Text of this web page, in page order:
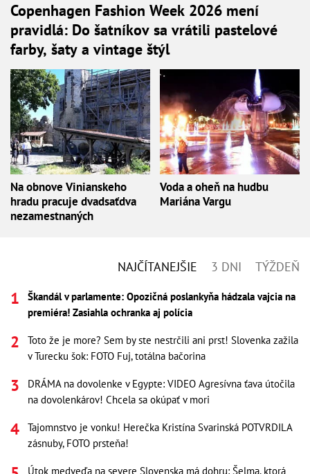
Copenhagen Fashion Week 2026 mení
pravidlá: Do šatníkov sa vrátili pastelové
farby, šaty a vintage štýl
Na obnove Vinianskeho
hradu pracuje dvadsaťdva
nezamestnaných
Voda a oheň na hudbu
Mariána Vargu
NAJČÍTANEJŠIE 3 DNI TÝŽDEŇ
Škandál v parlamente: Opozičná poslankyňa hádzala vajcia na
premiéra! Zasiahla ochranka aj polícia
Toto že je more? Sem by ste nestrčili ani prst! Slovenka zažila
v Turecku šok: FOTO Fuj, totálna bačorina
DRÁMA na dovolenke v Egypte: VIDEO Agresívna ťava útočila
na dovolenkárov! Chcela sa okúpať v mori
Tajomnstvo je vonku! Herečka Kristína Svarinská POTVRDILA
zásnuby, FOTO prsteňa!
Útok medveďa na severe Slovenska má dohru: Šelma, ktorá